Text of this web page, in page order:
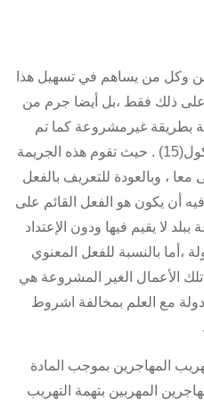
وكل من يساهم في تسهيل هذا
على ذلك فقط ،بل أيضا جرم من
بطريقة غيرمشروعة كما تم
التنصيص عليه من خلال البروتوكول(15) . حيث تقوم هذه الجريمة
، وبالعودة للتعريف بالفعل
أن يكون هو الفعل القائم على
لا يقيم فيها ودون الإعتداد
،أما بالنسبة للفعل المعنوي
الأعمال الغير المشروعة هي
مع العلم بمخالفة اشروط
المهاجرين بموجب المادة
المهربين بتهمة التهريب